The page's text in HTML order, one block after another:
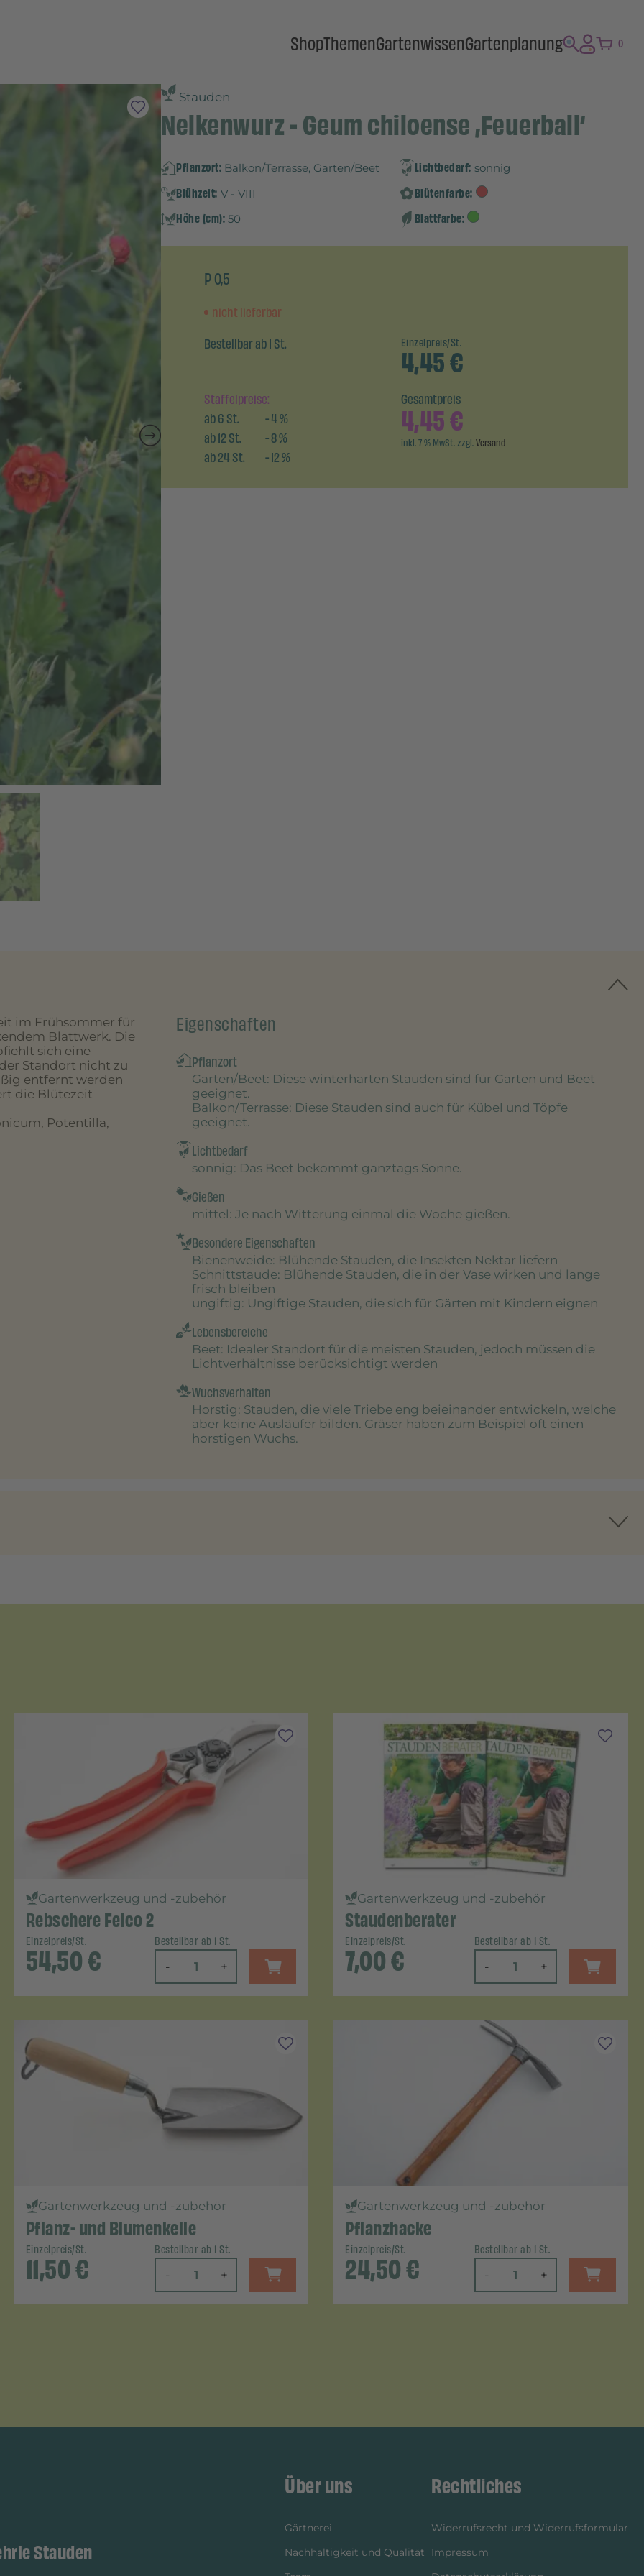
ShopThemenGartenwissenGartenplanung 0
Stauden
Nelkenwurz - Geum chiloense ‚Feuerball‘
Pflanzort: Balkon/Terrasse, Garten/Beet Lichtbedarf: sonnig
Blühzeit: V - VIII
Blütenfarbe:
Höhe (cm): 50 Blattfarbe:
P 0,5
nicht lieferbar
Bestellbar ab 1 St.
Einzelpreis/St.
4,45€
Staffelpreise:
ab6St. -4%
ab12St. -8%
ab24St. -12%
Gesamtpreis
4,45€
inkl. 7 % MwSt. zzgl.Versand
im Frühsommer für
Blattwerk. Die
sich eine
Standort nicht zu
entfernt werden
die Blütezeit
Potentilla,
Eigenschaften
Pflanzort
Garten/Beet: Diese winterharten Stauden sind für Garten und Beet
geeignet.
Balkon/Terrasse: Diese Stauden sind auch für Kübel und Töpfe
geeignet.
Lichtbedarf
sonnig: Das Beet bekommt ganztags Sonne.
Gießen
mittel : Je nach Witterung einmal die Woche gießen.
Besondere Eigenschaften
Bienenweide: Blühende Stauden, die Insekten Nektar liefern
Schnittstaude: Blühende Stauden, die in der Vase wirken und lange
frisch bleiben
ungiftig: Ungiftige Stauden, die sich für Gärten mit Kindern eignen
Lebensbereiche
Beet: Idealer Standort für die meisten Stauden, jedoch müssen die
Lichtverhältnisse berücksichtigt werden
Wuchsverhalten
Horstig: Stauden, die viele Triebe eng beieinander entwickeln, welche
aber keine Ausläufer bilden. Gräser haben zum Beispiel oft einen
horstigen Wuchs.
Gartenwerkzeug und -zubehör
Rebschere Felco 2
Einzelpreis/St.
54,50€
Bestellbar ab 1 St.
- +
Gartenwerkzeug und -zubehör
Staudenberater
Einzelpreis/St.
7,00€
Bestellbar ab 1 St.
- +
Gartenwerkzeug und -zubehör
Pflanz- und Blumenkelle
Einzelpreis/St.
11,50€
Bestellbar ab 1 St.
- +
Gartenwerkzeug und -zubehör
Pflanzhacke
Einzelpreis/St.
24,50€
Bestellbar ab 1 St.
- +
Stauden
Über uns
Gärtnerei
Nachhaltigkeit und Qualität
Rechtliches
Widerrufsrecht und Widerrufsformular
Impressum